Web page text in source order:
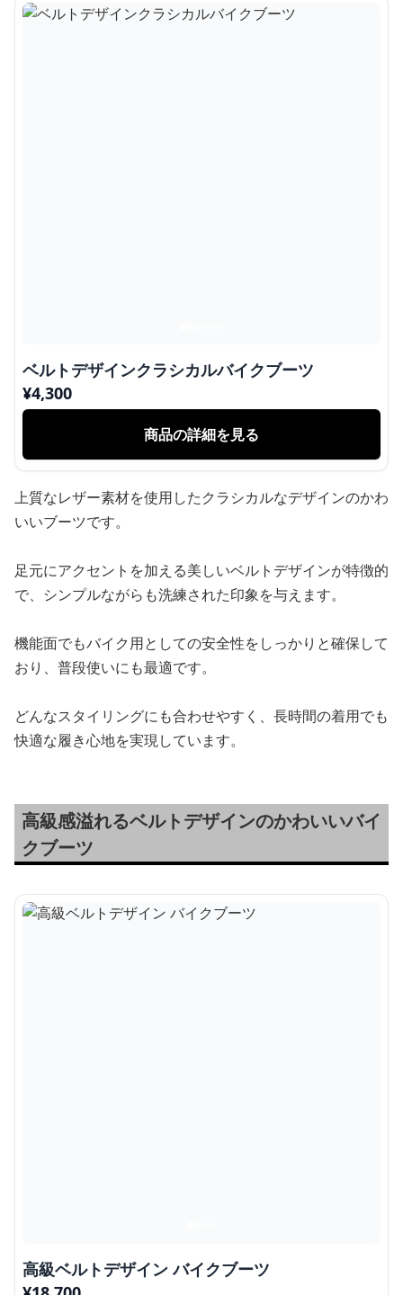
ベルトデザインクラシカルバイクブーツ
¥4,300
商品の詳細を見る
上質なレザー素材を使用したクラシカルなデザインのかわ
いいブーツです。
足元にアクセントを加える美しいベルトデザインが特徴的
で、シンプルながらも洗練された印象を与えます。
機能面でもバイク用としての安全性をしっかりと確保して
おり、普段使いにも最適です。
どんなスタイリングにも合わせやすく、長時間の着用でも
快適な履き心地を実現しています。
高級感溢れるベルトデザインのかわいいバイ
クブーツ
高級ベルトデザイン バイクブーツ